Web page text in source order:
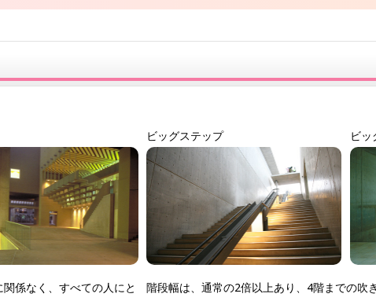
係なく、すべての人にと
ビッグステップ ビ
階段幅は、通常の2倍以上あり、4階までの吹